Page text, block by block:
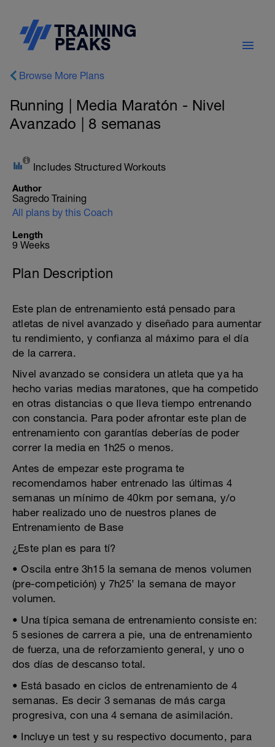
Browse More Plans
Running | Media Maratón - Nivel
Avanzado | 8 semanas
Includes Structured Workouts
Author
Sagredo Training
All plans by this Coach
Length
9 Weeks
Plan Description
Este plan de entrenamiento está pensado para
atletas de nivel avanzado y diseñado para aumentar
tu rendimiento, y confianza al máximo para el día
de la carrera.
Nivel avanzado se considera un atleta que ya ha
hecho varias medias maratones, que ha competido
en otras distancias o que lleva tiempo entrenando
con constancia. Para poder afrontar este plan de
entrenamiento con garantías deberías de poder
correr la media en 1h25 o menos.
Antes de empezar este programa te
recomendamos haber entrenado las últimas 4
semanas un mínimo de 40km por semana, y/o
haber realizado uno de nuestros planes de
Entrenamiento de Base
¿Este plan es para tí?
• Oscila entre 3h15 la semana de menos volumen
(pre-competición) y 7h25’ la semana de mayor
volumen.
• Una típica semana de entrenamiento consiste en:
5 sesiones de carrera a pie, una de entrenamiento
de fuerza, una de reforzamiento general, y uno o
dos días de descanso total.
• Está basado en ciclos de entrenamiento de 4
semanas. Es decir 3 semanas de más carga
progresiva, con una 4 semana de asimilación.
• Incluye un test y su respectivo documento, para